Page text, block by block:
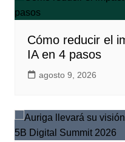
Cómo reducir el
IA en 4 pasos
agosto 9, 2026